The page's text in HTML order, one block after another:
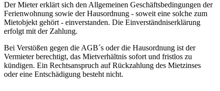
Der Mieter erklärt sich den Allgemeinen Geschäftsbedingungen der
Ferienwohnung sowie der Hausordnung - soweit eine solche zum
Mietobjekt gehört - einverstanden. Die Einverständniserklärung
erfolgt mit der Zahlung.
Bei Verstößen gegen die AGB´s oder die Hausordnung ist der
Vermieter berechtigt, das Mietverhältnis sofort und fristlos zu
kündigen. Ein Rechtsanspruch auf Rückzahlung des Mietzinses
oder eine Entschädigung besteht nicht.